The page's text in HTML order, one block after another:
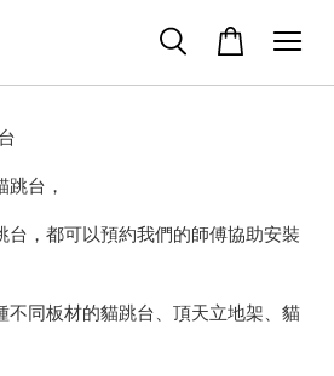
台，
台，都可以預約我們的師傅協助安裝
不同板材的貓跳台、頂天立地架、貓